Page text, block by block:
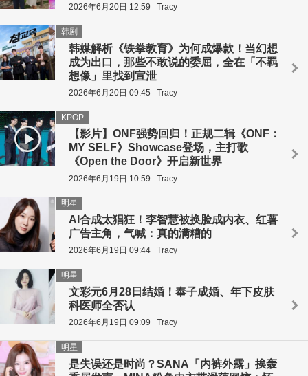
2026年6月20日 12:59 Tracy
韩媒解析《铁拳教育》为何成爆款！当幻想
成为出口，那些不敢说的委屈，全在「不羁
想像」里找到宣泄
韩剧
2026年6月20日 09:45 Tracy
【影片】ONF强势回归！正规二辑《ONF：
MY SELF》Showcase登场，主打歌
《Open the Door》开启新世界
KPOP
2026年6月19日 10:59 Tracy
AI合成太猖狂！李智慧被换脸成内衣、红薯
广告主角，气喊：真的满糟的
明星
2026年6月19日 09:44 Tracy
文彩元6月28日结婚！奉子成婚、年下皮肤
科医师全否认
明星
2026年6月19日 09:09 Tracy
是失误还是时尚？SANA「内裤外露」挨轰
明星